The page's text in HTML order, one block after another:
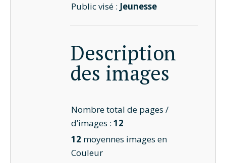
Public visé : Jeunesse
Description
des images
Nombre total de pages /
d’images :12
12 moyennes images en
Couleur